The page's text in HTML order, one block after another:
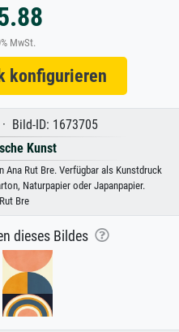
MwSt.
Bild-ID: 1673705
Kunst
Ana Rut Bre. Verfügbar als Kunstdruck
Naturpapier oder Japanpapier.
Bre
dieses Bildes